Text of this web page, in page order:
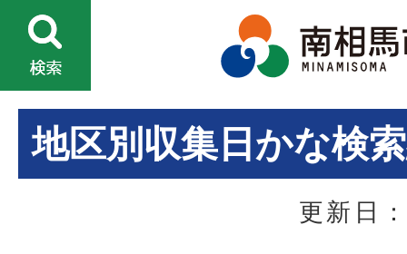
地区別収集日かな検
更新日